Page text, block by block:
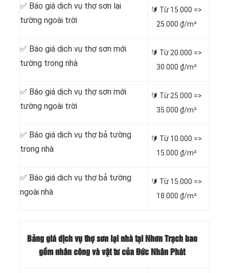
✅ Báo giá dịch vụ thợ sơn lại
tường ngoài trời
🔰 Từ 15.000 =>
25.000 ₫/m²
✅ Báo giá dịch vụ thợ sơn mới
tường trong nhà
🔰 Từ 20.000 =>
30.000 ₫/m²
✅ Báo giá dịch vụ thợ sơn mới
tường ngoài trời
🔰 Từ 25.000 =>
35.000 ₫/m²
✅ Báo giá dịch vụ thợ bả tường
trong nhà
🔰 Từ 10.000 =>
15.000 ₫/m²
✅ Báo giá dịch vụ thợ bả tường
ngoài nhà
🔰 Từ 15.000 =>
18.000 ₫/m²
Bảng giá dịch vụ thợ sơn lại nhà tại Nhơn Trạch bao
gồm nhân công và vật tư của Đức Nhân Phát